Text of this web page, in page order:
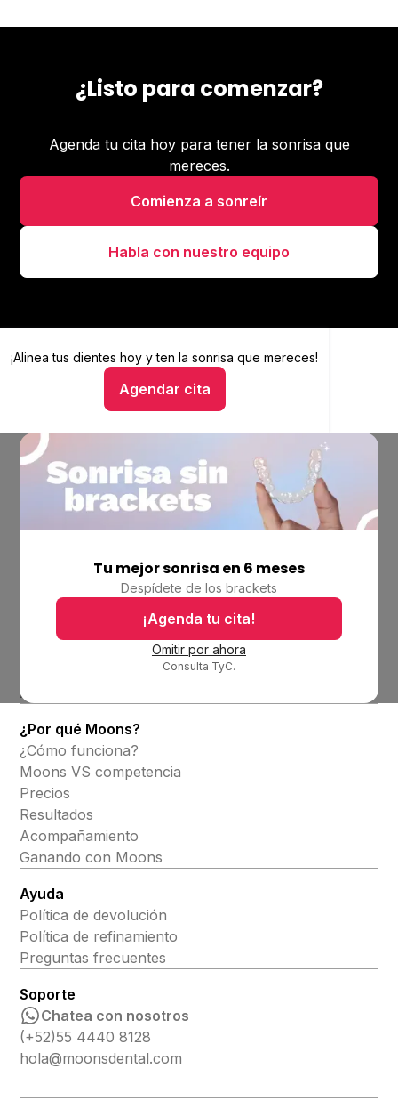
¿Listo para comenzar?
Agenda tu cita hoy para tener la sonrisa que
mereces.
Comienza a sonreír
Habla con nuestro equipo
¡Alinea tus dientes hoy yten la sonrisa que mereces!
Agendar cita
Alinea tus dientes hoy y ten la sonrisa que mereces
Hablar con un asesor
Tu mejor sonrisa en 6 meses
Despídete de los brackets
¡Agenda tu cita!
Omitir por ahora
Consulta TyC.
Alineadores invisibles
¿Por qué Moons?
¿Cómo funciona?
Moons VS competencia
Precios
Resultados
Acompañamiento
Ganando con Moons
Ayuda
Política de devolución
Política de refinamiento
Preguntas frecuentes
Soporte
Chatea con nosotros
(+52)55 4440 8128
hola@moonsdental.com